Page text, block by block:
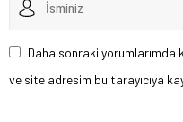
Daha sonraki yorumlarımda
ve site adresim bu tarayıcıya